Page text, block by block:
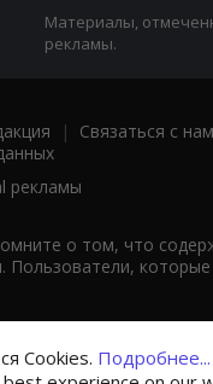
Материалы,
рекламы.
| Связаться с
рекламы
о том, что
Cookies. Подробнее...